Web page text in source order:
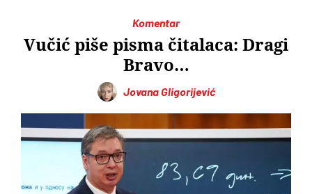
Komentar
Vučić piše pisma čitalaca: Dragi
Bravo…
Jovana Gligorijević